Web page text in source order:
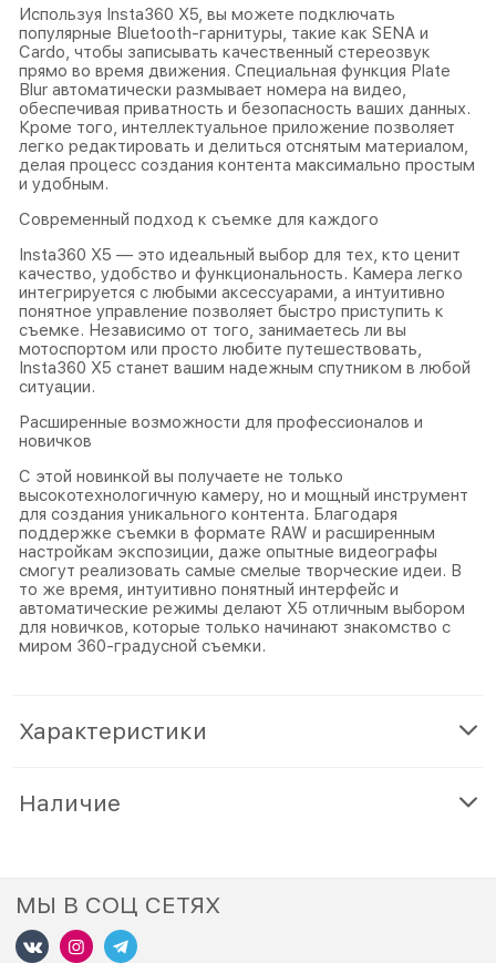
Используя Insta360 X5, вы можете подключать
популярные Bluetooth-гарнитуры, такие как SENA и
Cardo, чтобы записывать качественный стереозвук
прямо во время движения. Специальная функция Plate
Blur автоматически размывает номера на видео,
обеспечивая приватность и безопасность ваших данных.
Кроме того, интеллектуальное приложение позволяет
легко редактировать и делиться отснятым материалом,
делая процесс создания контента максимально простым
и удобным.
Современный подход к съемке для каждого
Insta360 X5 — это идеальный выбор для тех, кто ценит
качество, удобство и функциональность. Камера легко
интегрируется с любыми аксессуарами, а интуитивно
понятное управление позволяет быстро приступить к
съемке. Независимо от того, занимаетесь ли вы
мотоспортом или просто любите путешествовать,
Insta360 X5 станет вашим надежным спутником в любой
ситуации.
Расширенные возможности для профессионалов и
новичков
С этой новинкой вы получаете не только
высокотехнологичную камеру, но и мощный инструмент
для создания уникального контента. Благодаря
поддержке съемки в формате RAW и расширенным
настройкам экспозиции, даже опытные видеографы
смогут реализовать самые смелые творческие идеи. В
то же время, интуитивно понятный интерфейс и
автоматические режимы делают X5 отличным выбором
для новичков, которые только начинают знакомство с
миром 360-градусной съемки.
Характеристики
Наличие
МЫ В СОЦ СЕТЯХ